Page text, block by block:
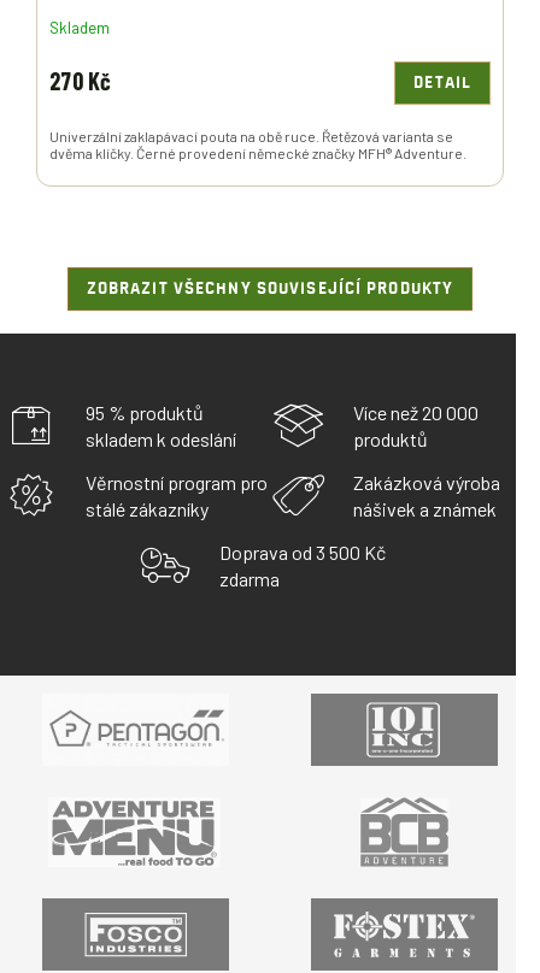
Skladem
270 Kč DETAIL
Univerzální zaklapávací pouta na obě ruce. Řetězová varianta se
dvěma klíčky. Černé provedení německé značky MFH® Adventure.
ZOBRAZIT VŠECHNY SOUVISEJÍCÍ PRODUKTY
95 % produktů
skladem k odeslání
Více než 20 000
produktů
Věrnostní program pro
stálé zákazníky
Zakázková výroba
nášivek a známek
Doprava od 3 500 Kč
zdarma